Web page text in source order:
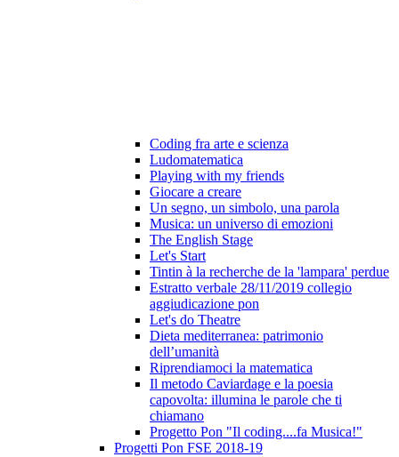
Coding fra arte e scienza
Ludomatematica
Playing with my friends
Giocare a creare
Un segno, un simbolo, una parola
Musica: un universo di emozioni
The English Stage
Let's Start
Tintin à la recherche de la 'lampara' perdue
Estratto verbale 28/11/2019 collegio
aggiudicazione pon
Let's do Theatre
Dieta mediterranea: patrimonio
dell’umanità
Riprendiamoci la matematica
Il metodo Caviardage e la poesia
capovolta: illumina le parole che ti
chiamano
Progetto Pon "Il coding....fa Musica!"
Progetti Pon FSE 2018-19